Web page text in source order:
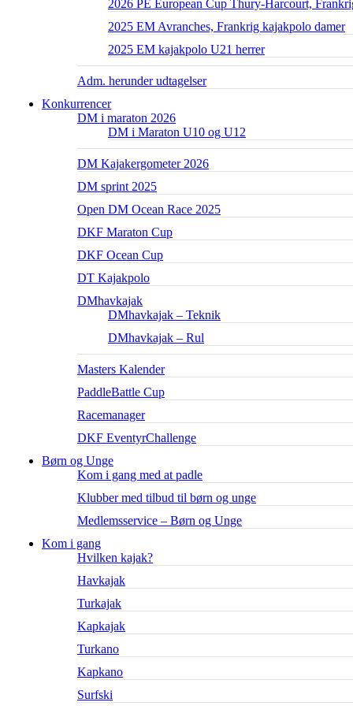
2026 PE European Cup Thury-Harcourt,
2025 EM Avranches, Frankrig kajakpolo damer
2025 EM kajakpolo U21 herrer
Adm. herunder udtagelser
Konkurrencer
DM i maraton 2026
DM i Maraton U10 og U12
DM Kajakergometer 2026
DM sprint 2025
Open DM Ocean Race 2025
DKF Maraton Cup
DKF Ocean Cup
DT Kajakpolo
DMhavkajak
DMhavkajak – Teknik
DMhavkajak – Rul
Masters Kalender
PaddleBattle Cup
Racemanager
DKF EventyrChallenge
Børn og Unge
Kom i gang med at padle
Klubber med tilbud til børn og unge
Medlemsservice – Børn og Unge
Kom i gang
Hvilken kajak?
Havkajak
Turkajak
Kapkajak
Turkano
Kapkano
Surfski